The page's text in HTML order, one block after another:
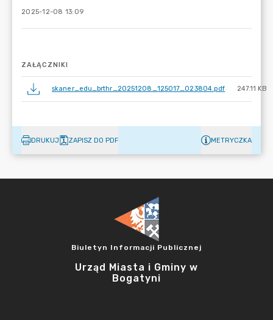
2025-12-08 13:09
ZAŁĄCZNIKI
skaner_edu_brthr_20251208_125017_023804.pdf 247.11 KB
DRUKUJ ZAPISZ DO PDF METRYCZKA
Biuletyn Informacji Publicznej
Urząd Miasta i Gminy w
Bogatyni